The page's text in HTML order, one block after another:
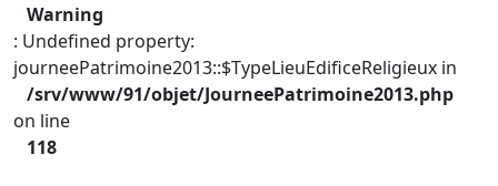
Warning
: Undefined property:
journeePatrimoine2013::$TypeLieuEdificeReligieux in
/srv/www/91/objet/JourneePatrimoine2013.php
on line
118